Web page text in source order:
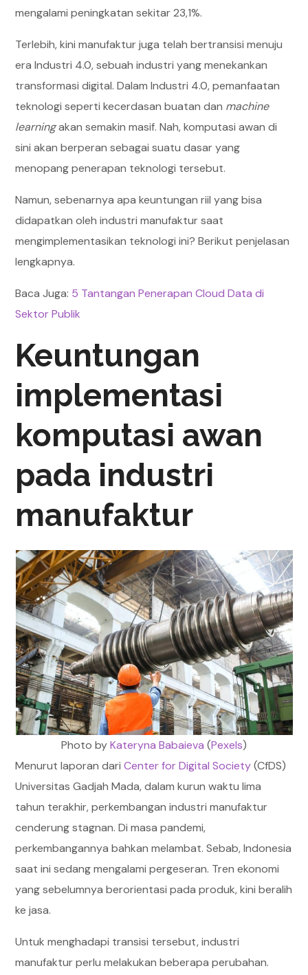
mengalami peningkatan sekitar 23,1%.
Terlebih, kini manufaktur juga telah bertransisi menuju
era Industri 4.0, sebuah industri yang menekankan
transformasi digital. Dalam Industri 4.0, pemanfaatan
teknologi seperti kecerdasan buatan dan machine
learningakan semakin masif. Nah, komputasi awan di
sini akan berperan sebagai suatu dasar yang
menopang penerapan teknologi tersebut.
Namun, sebenarnya apa keuntungan riil yang bisa
didapatkan oleh industri manufaktur saat
mengimplementasikan teknologi ini? Berikut penjelasan
lengkapnya.
Baca Juga: 5 Tantangan Penerapan Cloud Data di
Sektor Publik
Keuntungan
implementasi
komputasi awan
pada industri
manufaktur
Photo byKateryna Babaieva (Pexels)
Menurut laporan dari Center for Digital Society(CfDS)
Universitas Gadjah Mada, dalam kurun waktu lima
tahun terakhir, perkembangan industri manufaktur
cenderung stagnan. Di masa pandemi,
perkembangannya bahkan melambat. Sebab, Indonesia
saat ini sedang mengalami pergeseran. Tren ekonomi
yang sebelumnya berorientasi pada produk, kini beralih
ke jasa.
Untuk menghadapi transisi tersebut, industri
manufaktur perlu melakukan beberapa perubahan.